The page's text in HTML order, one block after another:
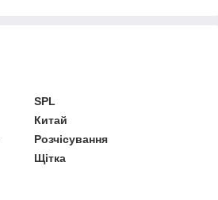
SPL
Китай
Розчісування
Щітка